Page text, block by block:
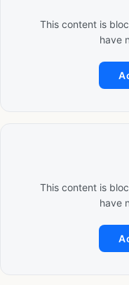
This content is
have
This content is
have